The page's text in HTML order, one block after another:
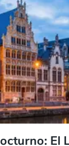
El